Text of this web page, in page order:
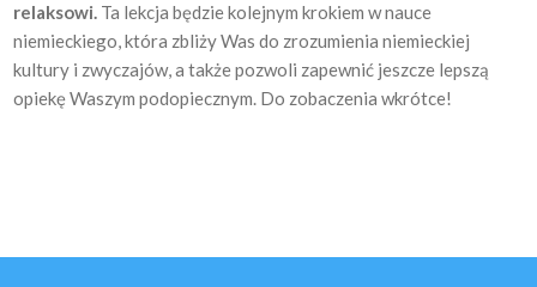
relaksowi. Ta lekcja będzie kolejnym krokiem w nauce
niemieckiego, która zbliży Was do zrozumienia niemieckiej
kultury i zwyczajów, a także pozwoli zapewnić jeszcze lepszą
opiekę Waszym podopiecznym. Do zobaczenia wkrótce!